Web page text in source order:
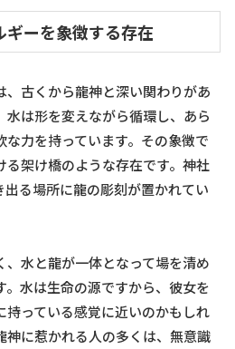
ーを象徴する存在
古くから龍神と深い関わりがあ
水は形を変えながら循環し、あら
力を持っています。その象徴で
る架け橋のような存在です。神社
る場所に龍の彫刻が置かれてい
、水と龍が一体となって場を清め
。水は生命の源ですから、彼女を
っている感覚に近いのかもしれ
神に惹かれる人の多くは、無意識